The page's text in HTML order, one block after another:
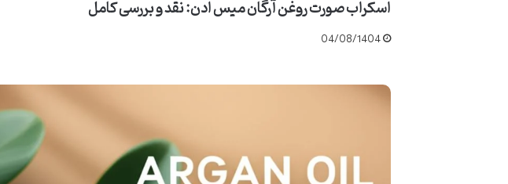
اسکراب صورت روغن آرگان میس ادن: نقد و بررسی کامل
04/08/1404